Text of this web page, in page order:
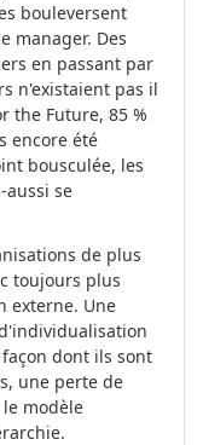
bouleversent
manager. Des
en passant par
n'existaient pas il
the Future, 85 %
encore été
bousculée, les
se
de plus
toujours plus
externe. Une
dont ils sont
une perte de
modèle